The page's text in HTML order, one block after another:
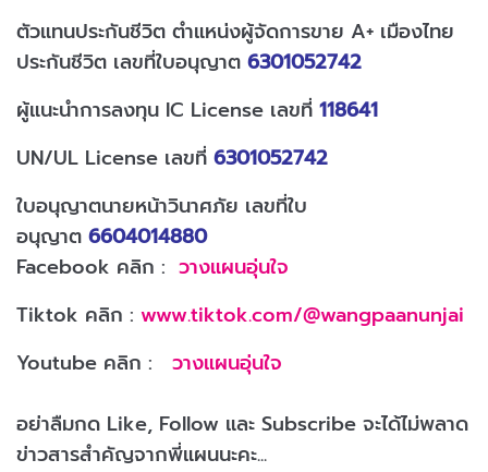
ตัวแทนประกันชีวิต ตำแหน่งผู้จัดการขาย A+ เมืองไทย
ประกันชีวิต เลขที่ใบอนุญาต 6301052742
ผู้แนะนำการลงทุน IC License เลขที่ 118641
UN/UL License เลขที่ 6301052742
ใบอนุญาตนายหน้าวินาศภัย เลขที่ใบ
อนุญาต 6604014880
Facebook คลิก : วางแผนอุ่นใจ
Tiktok คลิก : www.tiktok.com/@wangpaanunjai
Youtube คลิก : วางแผนอุ่นใจ
อย่าลืมกด Like, Follow และ Subscribe จะได้ไม่พลาด
ข่าวสารสำคัญจากพี่แผนนะคะ...